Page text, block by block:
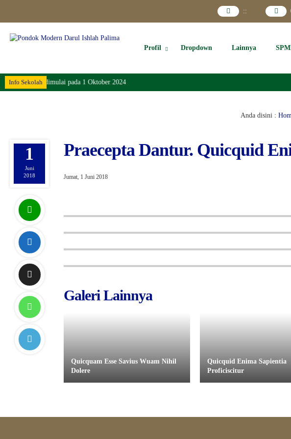
::
Profil Dropdown Lainnya
Info Sekolah
Darul Ishlah dimulai pada 1 Oktober 2024
Anda disini :
1
Juni
2018
Praecepta Dantur. Quicquid
Jumat, 1 Juni 2018
Galeri Lainnya
Quicquam Esse Savius Wuam Nihil
Dolere
Quicquid Enima Sapientia
Proficiscitur